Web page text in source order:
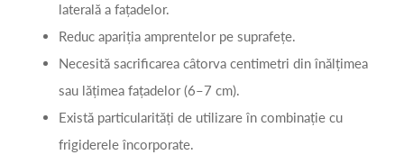
laterală a fațadelor.
Reduc apariția amprentelor pe suprafețe.
Necesită sacrificarea câtorva centimetri din înălțimea
sau lățimea fațadelor (6–7 cm).
Există particularități de utilizare în combinație cu
frigiderele încorporate.